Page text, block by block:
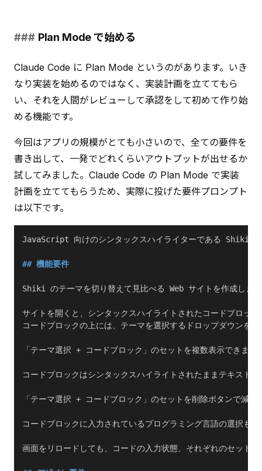
Plan Mode で始める
Claude Code に Plan Mode というのがあります。いき
なり実装を始めるのではなく、実装計画を立ててもら
い、それを人間がレビューして承認をして初めて作り始
める機能です。
今回はアプリの規模がとても小さいので、全ての要件を
書き出して、一発でどれくらいアウトプットが出せるか
試してみました。Claude Code の Plan Mode で実装
計画を立ててもらうため、実際に投げた要件プロンプト
は以下です。
JavaScript 向けのシンタックスハイライターである Shiki の
## 機能要件
Shiki のテーマを切り替えて見比べる Web サイトを作成しま
サイトを開くと、シンタックスハイライトされたコードブロッ
コードブロックの上には、テーマを選択するドロップダウンを
「テーマ選択 + コードブロック」のセットを複数表示できま
コードブロックはシンタックスハイライトされたままテキスト
「テーマ選択 + コードブロック」のセットを削除ボタンで減
コードブロックに入力されているプログラミング言語の選択
画面をリロードしても、コードの入力状態、それぞれのセット